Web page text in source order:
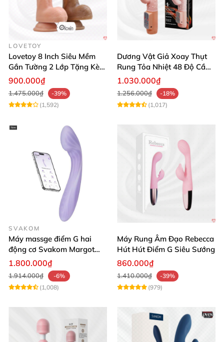
LOVETOY
Lovetoy 8 Inch Siêu Mềm
Gắn Tường 2 Lớp Tặng Kèm
Dầu Massage
900.000₫
1.475.000₫
-39%
(1,592)
Dương Vật Giả Xoay Thụt
Rung Tỏa Nhiệt 48 Độ Cầm
Tay Hot Bunny
1.030.000₫
1.256.000₫
-18%
(1,017)
SVAKOM
Máy massge điểm G hai
động cơ Svakom Margot
điều khiển qua app
1.800.000₫
1.914.000₫
-6%
(1,008)
Máy Rung Âm Đạo Rebecca
Hút Hút Điểm G Siêu Sướng
860.000₫
1.410.000₫
-39%
(979)